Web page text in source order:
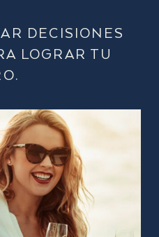
DECISIONES
LOGRAR TU